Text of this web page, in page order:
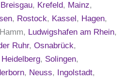
, Krefeld, Mainz,
, Rostock, Kassel, Hagen,
Ludwigshafen am Rhein,
Ruhr, Osnabrück,
Heidelberg, Solingen,
, Neuss, Ingolstadt,